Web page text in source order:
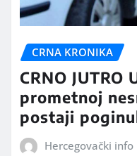
CRNA KRONIKA
CRNO
prometnoj
postaji
Hercegovački info